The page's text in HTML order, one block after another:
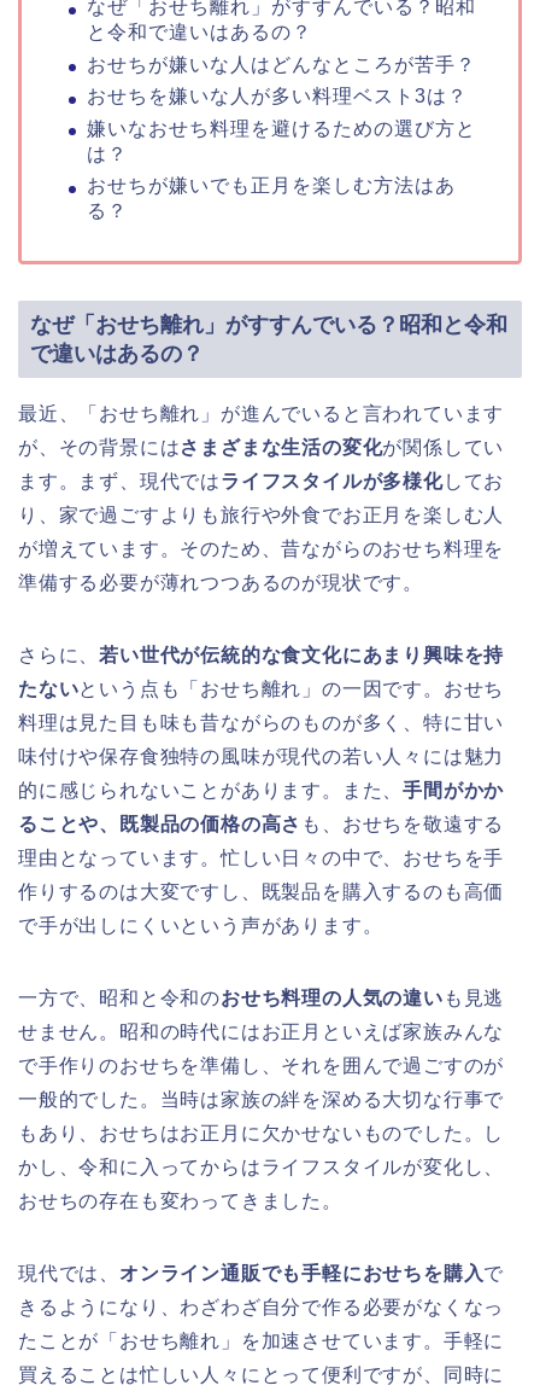
なぜ「おせち離れ」がすすんでいる？昭和
と令和で違いはあるの？
おせちが嫌いな人はどんなところが苦手？
おせちを嫌いな人が多い料理ベスト3は？
嫌いなおせち料理を避けるための選び方と
は？
おせちが嫌いでも正月を楽しむ方法はあ
る？
なぜ「おせち離れ」がすすんでいる？昭和と令和
で違いはあるの？
最近、「おせち離れ」が進んでいると言われています
が、その背景にはさまざまな生活の変化が関係してい
ます。まず、現代ではライフスタイルが多様化してお
り、家で過ごすよりも旅行や外食でお正月を楽しむ人
が増えています。そのため、昔ながらのおせち料理を
準備する必要が薄れつつあるのが現状です。
さらに、若い世代が伝統的な食文化にあまり興味を持
たないという点も「おせち離れ」の一因です。おせち
料理は見た目も味も昔ながらのものが多く、特に甘い
味付けや保存食独特の風味が現代の若い人々には魅力
的に感じられないことがあります。また、手間がかか
ることや、既製品の価格の高さ も、おせちを敬遠する
理由となっています。忙しい日々の中で、おせちを手
作りするのは大変ですし、既製品を購入するのも高価
で手が出しにくいという声があります。
一方で、昭和と令和のおせち料理の人気の違い も見逃
せません。昭和の時代にはお正月といえば家族みんな
で手作りのおせちを準備し、それを囲んで過ごすのが
一般的でした。当時は家族の絆を深める大切な行事で
もあり、おせちはお正月に欠かせないものでした。し
かし、令和に入ってからはライフスタイルが変化し、
おせちの存在も変わってきました。
現代では、 オンライン通販でも手軽におせちを購入で
きるようになり、わざわざ自分で作る必要がなくなっ
たことが「おせち離れ」を加速させています。手軽に
買えることは忙しい人々にとって便利ですが、同時に